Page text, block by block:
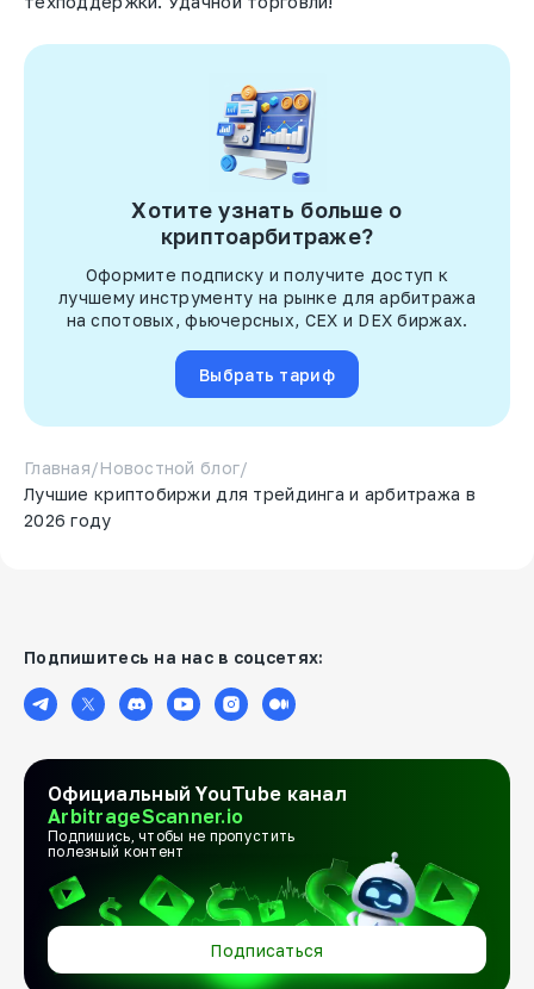
Хотите узнать больше о
криптоарбитраже?
Оформите подписку и получите доступ к
лучшему инструменту на рынке для арбитража
на спотовых, фьючерсных, CEX и DEX биржах.
Выбрать тариф
Главная/Новостной блог/
Лучшие криптобиржи для трейдинга и арбитража в
2026 году
Подпишитесь на нас в соцсетях:
Официальный YouTube канал
ArbitrageScanner.io
Подпишись, чтобы не пропустить
полезный контент
Подписаться